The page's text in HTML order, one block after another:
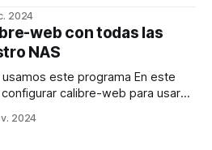
2024
web con todas las
NAS
este programa En este
calibre-web para usar
libros. ¿Sabés que todo eso lo
2024